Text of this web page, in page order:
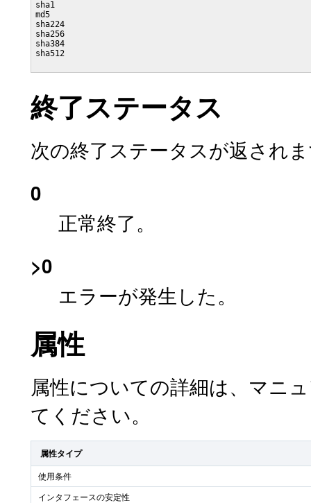
sha1
md5
sha224
sha256
sha384
sha512
終了ステータス
次の終了ステータスが返され
0
正常終了。
>0
エラーが発生した。
属性
属性についての詳細は、マニ
てください。
属性タイプ
使用条件
インタフェースの安定性